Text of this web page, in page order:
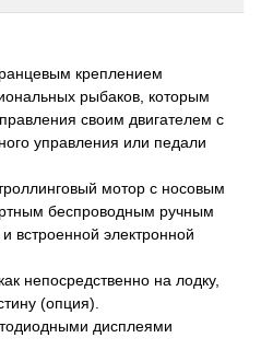
креплением
рыбаков, которым
своим двигателем с
управления или педали
мотор с носовым
беспроводным ручным
встроенной электронной
непосредственно на лодку,
(опция).
дисплеями